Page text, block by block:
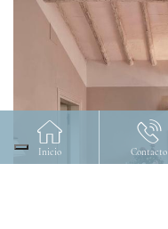
Inicio Contacto